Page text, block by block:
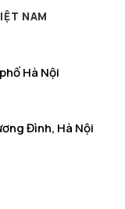
NAM
Hà Nội
Đình, Hà Nội